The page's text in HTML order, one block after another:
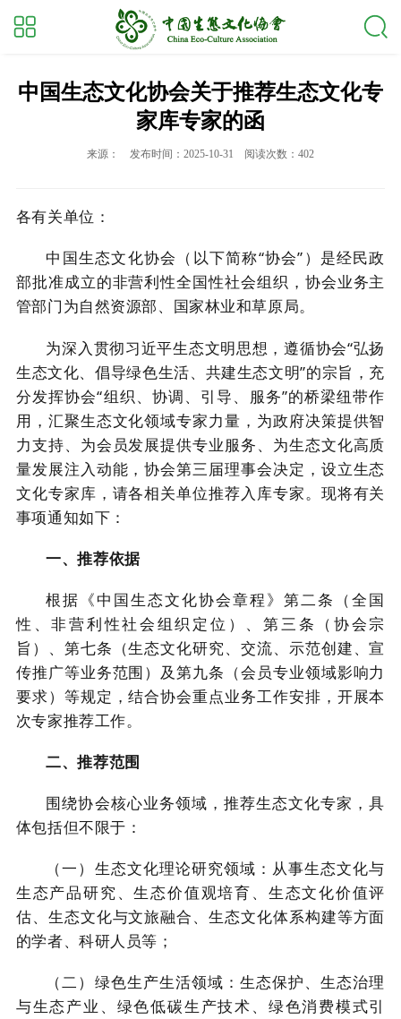
中国生态文化协会关于推荐生态文化专
家库专家的函
来源： 发布时间：2025-10-31 阅读次数：402
各有关单位：
中国生态文化协会（以下简称“协会”）是经民政
部批准成立的非营利性全国性社会组织，协会业务主
管部门为自然资源部、国家林业和草原局。
为深入贯彻习近平生态文明思想，遵循协会“弘扬
生态文化、倡导绿色生活、共建生态文明”的宗旨，充
分发挥协会“组织、协调、引导、服务”的桥梁纽带作
用，汇聚生态文化领域专家力量，为政府决策提供智
力支持、为会员发展提供专业服务、为生态文化高质
量发展注入动能，协会第三届理事会决定，设立生态
文化专家库，请各相关单位推荐入库专家。现将有关
事项通知如下：
一、推荐依据
根据《中国生态文化协会章程》第二条（全国
性、非营利性社会组织定位）、第三条（协会宗
旨）、第七条（生态文化研究、交流、示范创建、宣
传推广等业务范围）及第九条（会员专业领域影响力
要求）等规定，结合协会重点业务工作安排，开展本
次专家推荐工作。
二、推荐范围
围绕协会核心业务领域，推荐生态文化专家，具
体包括但不限于：
（一）生态文化理论研究领域：从事生态文化与
生态产品研究、生态价值观培育、生态文化价值评
估、生态文化与文旅融合、生态文化体系构建等方面
的学者、科研人员等；
（二）绿色生产生活领域：生态保护、生态治理
与生态产业、绿色低碳生产技术、绿色消费模式引